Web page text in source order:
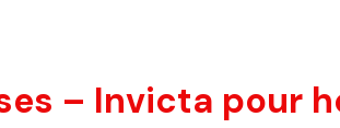
– Invicta pour